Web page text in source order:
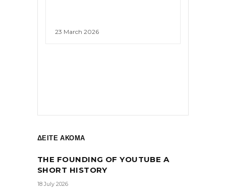
23 March 2026
ΔΕΙΤΕ ΑΚΟΜΑ
THE FOUNDING OF YOUTUBE A
SHORT HISTORY
18 July 2026